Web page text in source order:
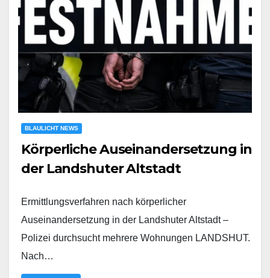
BLAULICHT NEWS
Körperliche Auseinandersetzung in
der Landshuter Altstadt
Ermittlungsverfahren nach körperlicher
Auseinandersetzung in der Landshuter Altstadt –
Polizei durchsucht mehrere Wohnungen LANDSHUT.
Nach…